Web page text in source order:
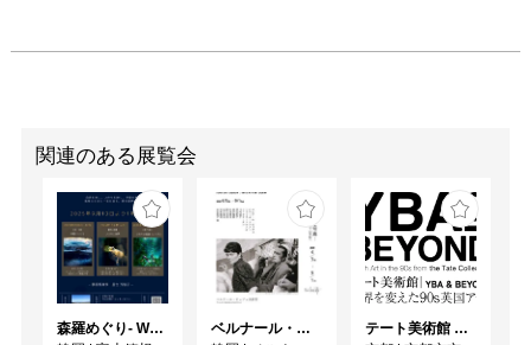
関連のある展覧会
森羅めぐり- Wandering in Shinra -
ベルナール・ビュフェと写真 ーカメラがとらえたビュフェとその時代、そして21 世紀へ
テート美術館 ― YBA & BEYOND 世界を変えた90s英国アート